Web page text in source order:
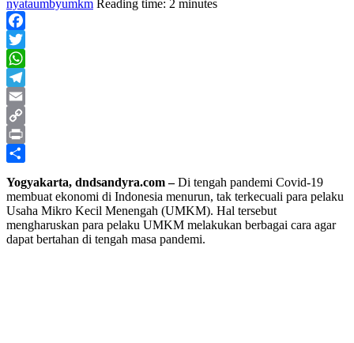
nyataumbyumkm Reading time: 2 minutes
Facebook
Twitter
WhatsApp
Telegram
Email
Copy
Link
Print
Yogyakarta, dndsandyra.com –Di tengah pandemi Covid-19
membuat ekonomi di Indonesia menurun, tak terkecuali para pelaku
Usaha Mikro Kecil Menengah (UMKM). Hal tersebut
mengharuskan para pelaku UMKM melakukan berbagai cara agar
dapat bertahan di tengah masa pandemi.